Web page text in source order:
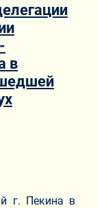
в
г. Пекина в